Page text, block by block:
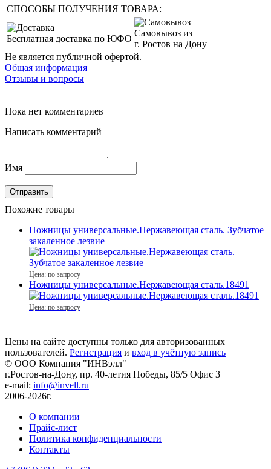
СПОСОБЫ ПОЛУЧЕНИЯ ТОВАРА:
Бесплатная доставка по ЮФО
Самовывоз из
г. Ростов на Дону
Не является публичной офертой.
Общая информация
Отзывы и вопросы
Пока нет комментариев
Написать комментарий
Имя
Похожие товары
Ножницы универсальные.Нержавеющая сталь. Зубчатое
закаленное лезвие
Цена: по запросу
Ножницы универсальные.Нержавеющая сталь.18491
Цена: по запросу
Цены на сайте доступны только для авторизованных
пользователей. Регистрация и вход в учётную запись
© ООО Компания "ИНВэлл"
г.Ростов-на-Дону, пр. 40-летия Победы, 85/5 Офис 3
e-mail: info@invell.ru
2006-2026г.
О компании
Прайс-лист
Политика конфиденциальности
Контакты